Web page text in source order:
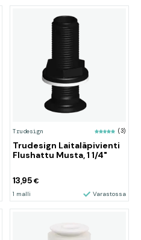
Trudesign (3)
Trudesign Laitaläpivienti
Flushattu Musta, 1 1/4"
13,95 €
1 malli Varastossa